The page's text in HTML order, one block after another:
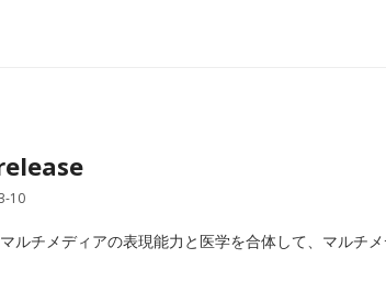
10
ルチメディアの表現能力と医学を合体して、マルチ